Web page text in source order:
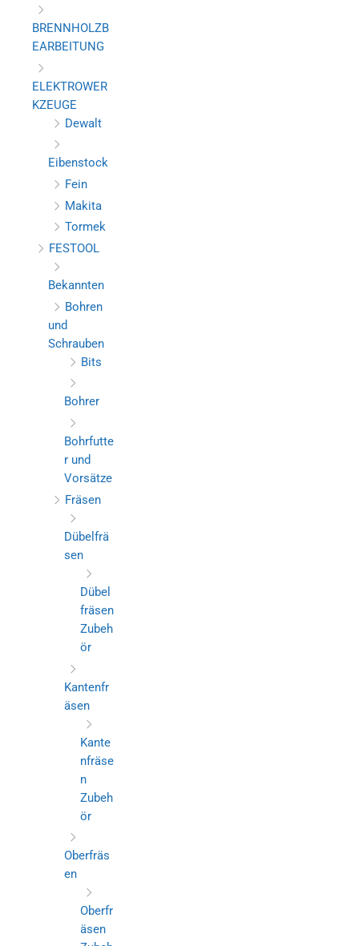
BRENNHOLZB
EARBEITUNG
ELEKTROWER
KZEUGE
Dewalt
Eibenstock
Fein
Makita
Tormek
FESTOOL
Bekannten
Bohren
und
Schrauben
Bits
Bohrer
Bohrfutte
r und
Vorsätze
Fräsen
Dübelfrä
sen
Dübel
fräsen
Zubeh
ör
Kantenfr
äsen
Kante
nfräse
n
Zubeh
ör
Oberfräs
en
Oberfr
äsen